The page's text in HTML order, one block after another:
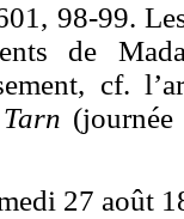
98-99.
de
cf.
27 août